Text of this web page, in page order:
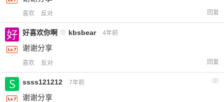
喜欢 反对 回复
好喜欢你啊 @ kbsbear 4年前
谢谢分享
喜欢 反对 回复
ssss121212 7年前 3
谢谢分享